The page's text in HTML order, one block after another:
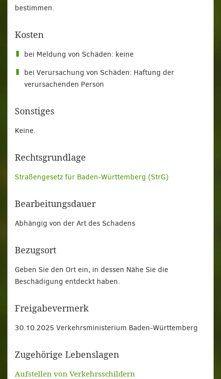
bestimmen.
Kosten
bei Meldung von Schäden: keine
bei Verursachung von Schäden: Haftung der
verursachenden Person
Sonstiges
Keine.
Rechtsgrundlage
Straßengesetz für Baden-Württemberg (StrG)
Bearbeitungsdauer
Abhängig von der Art des Schadens
Bezugsort
Geben Sie den Ort ein, in dessen Nähe Sie die
Beschädigung entdeckt haben.
Freigabevermerk
30.10.2025 Verkehrsministerium Baden-Württemberg
Zugehörige Lebenslagen
Aufstellen von Verkehrsschildern